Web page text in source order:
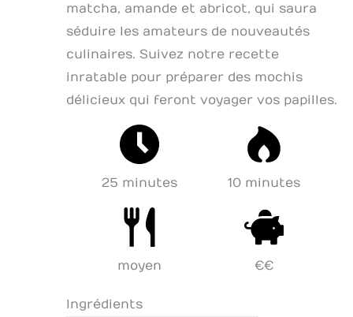
matcha, amande et abricot, qui saura
séduire les amateurs de nouveautés
culinaires. Suivez notre recette
inratable pour préparer des mochis
délicieux qui feront voyager vos papilles.
25 minutes 10 minutes
moyen €€
Ingrédients